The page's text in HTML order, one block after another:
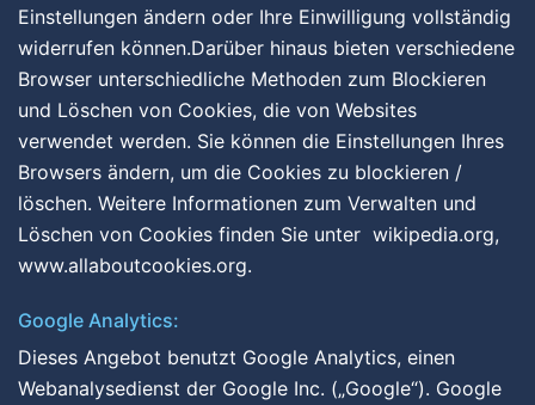
Einstellungen ändern oder Ihre Einwilligung vollständig
widerrufen können.Darüber hinaus bieten verschiedene
Browser unterschiedliche Methoden zum Blockieren
und Löschen von Cookies, die von Websites
verwendet werden. Sie können die Einstellungen Ihres
Browsers ändern, um die Cookies zu blockieren /
löschen. Weitere Informationen zum Verwalten und
Löschen von Cookies finden Sie unter wikipedia.org,
www.allaboutcookies.org.
Google Analytics:
Dieses Angebot benutzt Google Analytics, einen
Webanalysedienst der Google Inc. („Google“). Google